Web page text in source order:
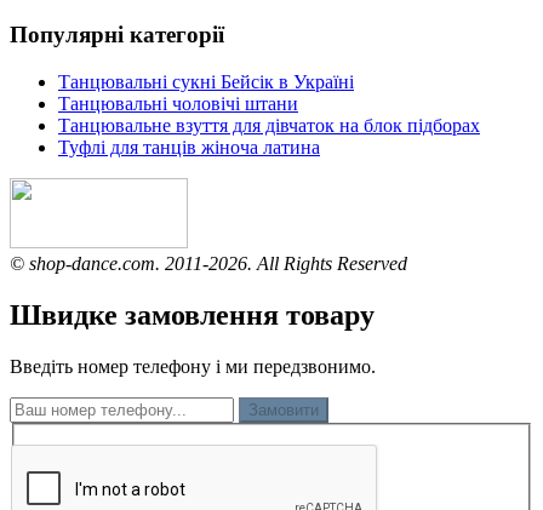
Популярні категорії
Танцювальні сукні Бейсік в Україні
Танцювальні чоловічі штани
Танцювальне взуття для дівчаток на блок підборах
Туфлі для танців жіноча латина
© shop-dance.com. 2011-2026. All Rights Reserved
Швидке замовлення товару
Введіть номер телефону і ми передзвонимо.
Замовити